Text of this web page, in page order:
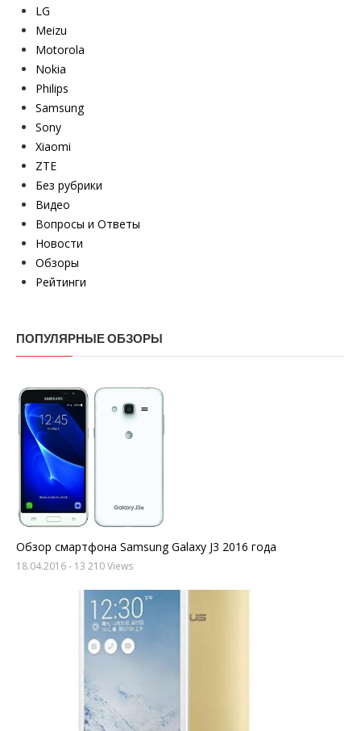
LG
Meizu
Motorola
Nokia
Philips
Samsung
Sony
Xiaomi
ZTE
Без рубрики
Видео
Вопросы и Ответы
Новости
Обзоры
Рейтинги
ПОПУЛЯРНЫЕ ОБЗОРЫ
Обзор смартфона Samsung Galaxy J3 2016 года
18.04.2016- 13 210 Views